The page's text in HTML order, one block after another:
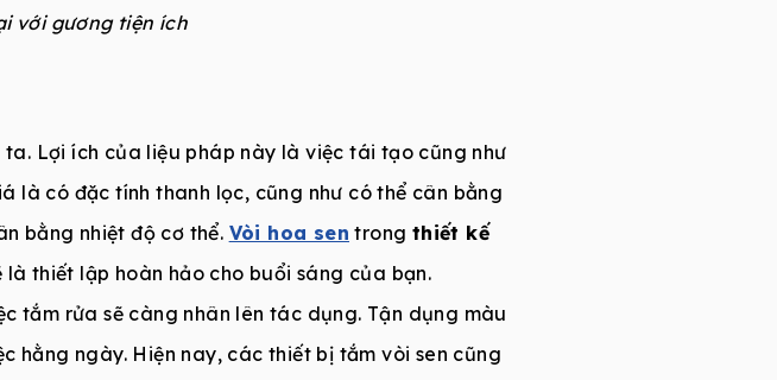
với gương tiện ích
Lợi ích của liệu pháp này là việc tái tạo cũng như
là có đặc tính thanh lọc, cũng như có thể cân bằng
bằng nhiệt độ cơ thể. Vòi hoa sen trong thiết kế
thiết lập hoàn hảo cho buổi sáng của bạn.
tắm rửa sẽ càng nhân lên tác dụng. Tận dụng màu
hằng ngày. Hiện nay, các thiết bị tắm vòi sen cũng